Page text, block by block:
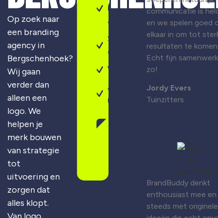
Op zoek naar
een branding
agency in
Bergschenhoek?
Wij gaan
verder dan
alleen een
logo. We
helpen je
merk bouwen
van strategie
tot
uitvoering en
zorgen dat
alles klopt.
identiteit
& design
Sterke
campagnes
Webdesign
Altijd
maatwerk
communicatie is
en we spelen goed
elkaar in om tot
resultaten te komen.
Echt fijn
zo!
Jordy Evers
Tuinzitters
BrandBuddy denkt
enthousiast mee
steeds met originele